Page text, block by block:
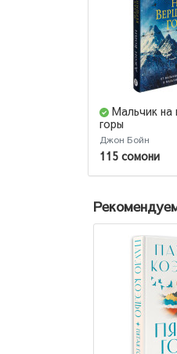
Мальчик на
горы
Джон Бойн
115 сомони